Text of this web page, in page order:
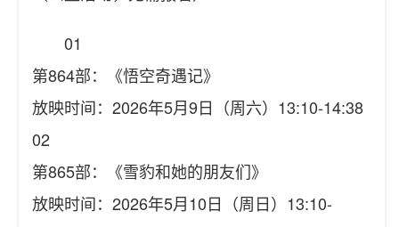
01
第864部：《悟空奇遇记》
放映时间：2026年5月9日（周六）13:10-14:38
02
第865部：《雪豹和她的朋友们》
放映时间：2026年5月10日（周日）13:10-